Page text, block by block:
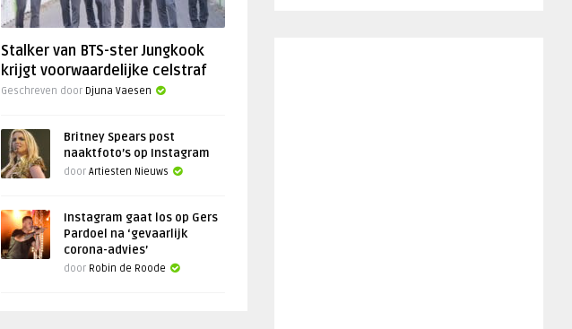
Stalker van BTS-ster Jungkook
krijgt voorwaardelijke celstraf
Geschreven door Djuna Vaesen
Britney Spears post
naaktfoto’s op Instagram
door Artiesten Nieuws
Instagram gaat los op Gers
Pardoel na ‘gevaarlijk
corona-advies’
door Robin de Roode